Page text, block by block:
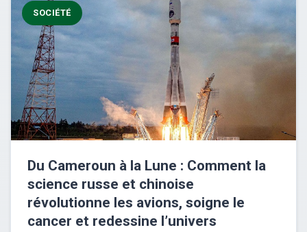
SOCIÉTÉ
Du Cameroun à la Lune : Comment la
science russe et chinoise
révolutionne les avions, soigne le
cancer et redessine l’univers